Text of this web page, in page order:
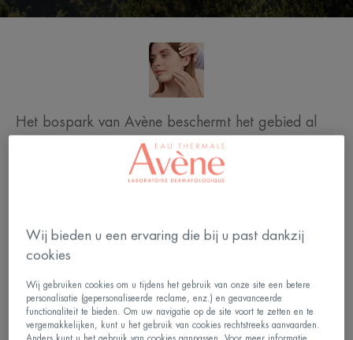
Het bospark van Avène beschermt het gebied al
tientallen jaren en draagt bij tot de kwaliteit van het
thermale water. Sinds 2018 vertrouwen we onze
het beheer van bomen en bossen. Ontmoeting met
Nicolas Kremer, bio-ingenieur bij het ONF, die elk
van onze 11 beboste percelen heeft onderzocht.
Wij bieden u een ervaring die bij u past dankzij
cookies
Wij gebruiken cookies om u tijdens het gebruik van onze site een betere
personalisatie (gepersonaliseerde reclame, enz.) en geavanceerde
functionaliteit te bieden. Om uw navigatie op de site voort te zetten en te
vergemakkelijken, kunt u het gebruik van cookies rechtstreeks aanvaarden.